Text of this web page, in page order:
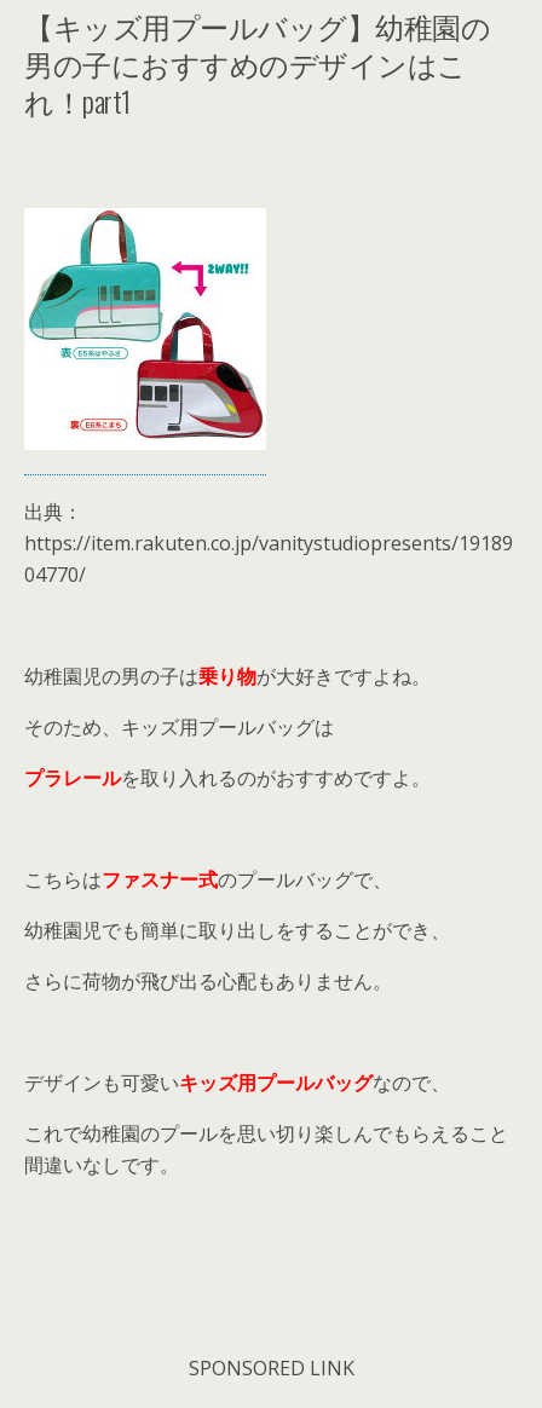
【キッズ用プールバッグ】幼稚園の
男の子におすすめのデザインはこ
れ！part1
出典：
https://item.rakuten.co.jp/vanitystudiopresents/19189
04770/
幼稚園児の男の子は乗り物が大好きですよね。
そのため、キッズ用プールバッグは
プラレールを取り入れるのがおすすめですよ。
こちらはファスナー式のプールバッグで、
幼稚園児でも簡単に取り出しをすることができ、
さらに荷物が飛び出る心配もありません。
デザインも可愛いキッズ用プールバッグなので、
これで幼稚園のプールを思い切り楽しんでもらえること
間違いなしです。
SPONSORED LINK